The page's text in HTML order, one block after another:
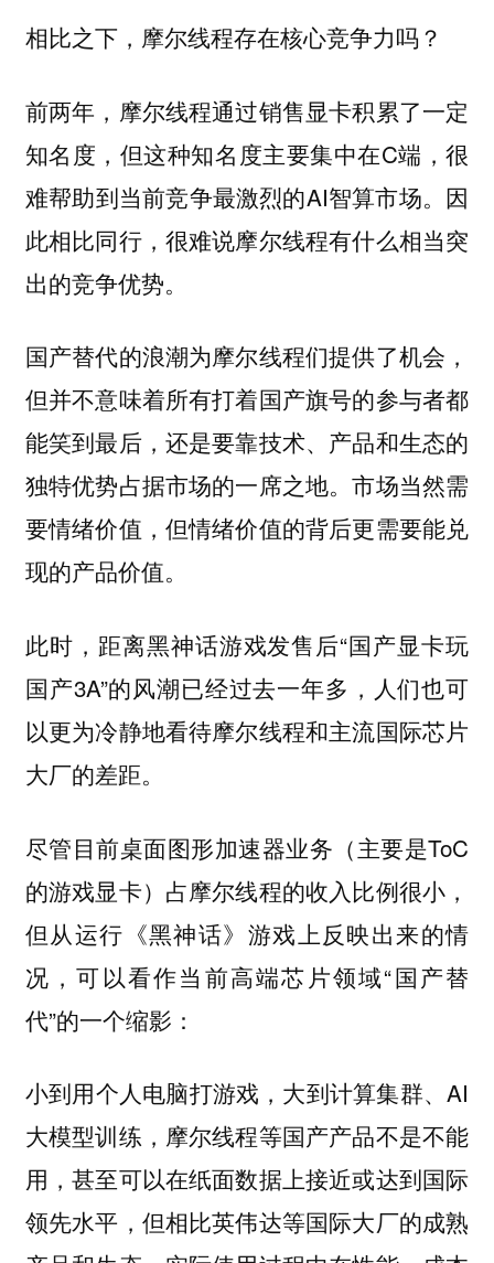
相比之下，摩尔线程存在核心竞争力吗？
前两年，摩尔线程通过销售显卡积累了一定
知名度，但这种知名度主要集中在C端，很
难帮助到当前竞争最激烈的AI智算市场。因
此相比同行，很难说摩尔线程有什么相当突
出的竞争优势。
国产替代的浪潮为摩尔线程们提供了机会，
但并不意味着所有打着国产旗号的参与者都
能笑到最后，还是要靠技术、产品和生态的
独特优势占据市场的一席之地。市场当然需
要情绪价值，但情绪价值的背后更需要能兑
现的产品价值。
此时，距离黑神话游戏发售后“国产显卡玩
国产3A”的风潮已经过去一年多，人们也可
以更为冷静地看待摩尔线程和主流国际芯片
大厂的差距。
尽管目前桌面图形加速器业务（主要是ToC
的游戏显卡）占摩尔线程的收入比例很小，
但从运行《黑神话》游戏上反映出来的情
况，可以看作当前高端芯片领域“国产替
代”的一个缩影：
小到用个人电脑打游戏，大到计算集群、AI
大模型训练，摩尔线程等国产产品不是不能
用，甚至可以在纸面数据上接近或达到国际
领先水平，但相比英伟达等国际大厂的成熟